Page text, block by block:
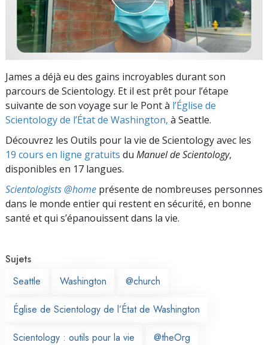
James a déjà eu des gains incroyables durant son
parcours de Scientology. Et il est prêt pour l’étape
suivante de son voyage sur le Pont à l’Église de
Scientology de l’État de Washington, à Seattle.
Découvrez les Outils pour la vie de Scientology avec les
19 cours en ligne gratuits du Manuel de Scientology,
disponibles en 17 langues.
Scientologists @home présente de nombreuses personnes
dans le monde entier qui restent en sécurité, en bonne
santé et qui s’épanouissent dans la vie.
Sujets
Seattle
Washington @church
Église de Scientology de l’État de Washington
Scientology : outils pour la vie @theOrg